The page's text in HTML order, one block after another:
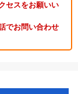
セスをお願いい
でお問い合わせ